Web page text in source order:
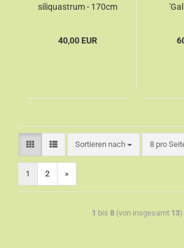
siliquastrum - 170cm
40,00 EUR
Sortieren nach 8 pro
1 2 »
1 bis 8(von insgesamt 13)